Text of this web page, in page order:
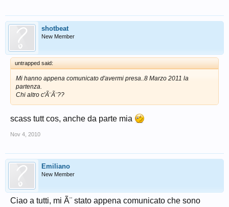
shotbeat
New Member
untrapped said:
Mi hanno appena comunicato d'avermi presa..8 Marzo 2011 la
partenza.
Chi altro c'Ã¨Ã¨??
scass tutt cos, anche da parte mia
Nov 4, 2010
Emiliano
New Member
Ciao a tutti, mi Ã¨ stato appena comunicato che sono